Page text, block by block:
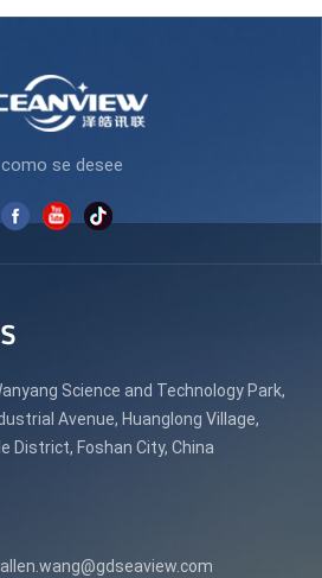
se desee
Science and Technology Park,
Avenue, Huanglong Village,
District, Foshan City, China